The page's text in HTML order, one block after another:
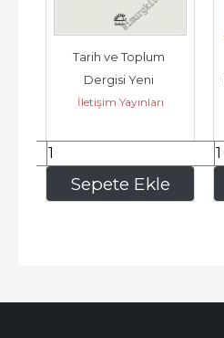
Sepete Ekle
Tarih ve Toplum
Dergisi Yeni
Yaklaşımlar -
İletişim Yayınları
222,00